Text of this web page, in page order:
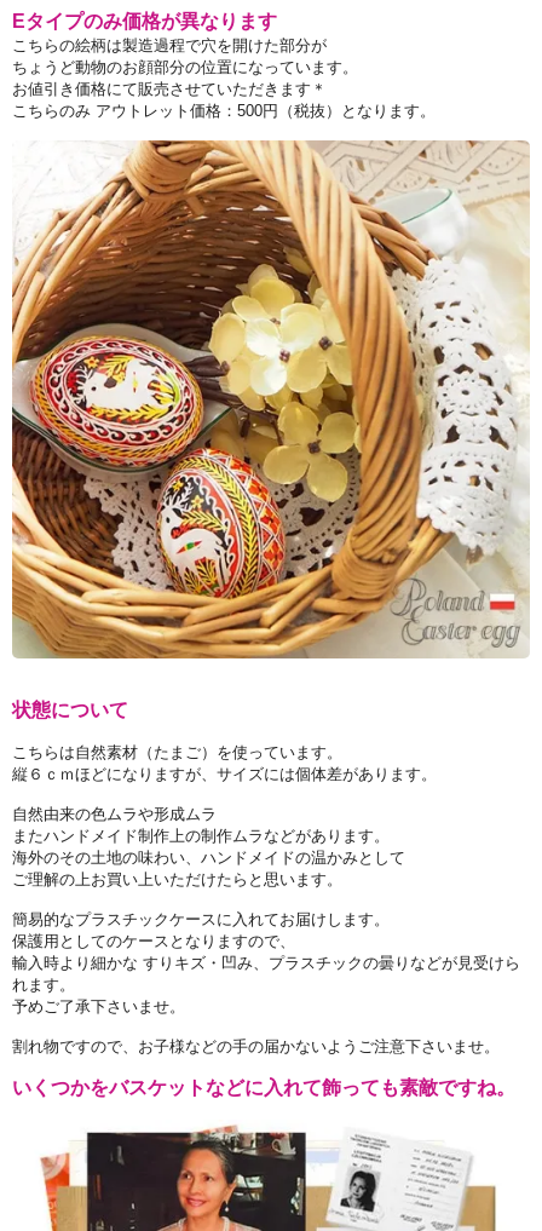
Eタイプのみ価格が異なります
こちらの絵柄は製造過程で穴を開けた部分が
ちょうど動物のお顔部分の位置になっています。
お値引き価格にて販売させていただきます＊
こちらのみ アウトレット価格：500円（税抜）となります。
状態について
こちらは自然素材（たまご）を使っています。
縦６ｃｍほどになりますが、サイズには個体差があります。
自然由来の色ムラや形成ムラ
またハンドメイド制作上の制作ムラなどがあります。
海外のその土地の味わい、ハンドメイドの温かみとして
ご理解の上お買い上いただけたらと思います。
簡易的なプラスチックケースに入れてお届けします。
保護用としてのケースとなりますので、
輸入時より細かな すりキズ・凹み、プラスチックの曇りなどが見受けら
れます。
予めご了承下さいませ。
割れ物ですので、お子様などの手の届かないようご注意下さいませ。
いくつかをバスケットなどに入れて飾っても素敵ですね。